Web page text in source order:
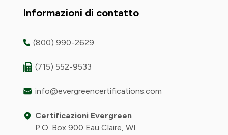
Informazioni di contatto
(800) 990-2629
(715) 552-9533
info@evergreencertifications.com
Certificazioni Evergreen
P.O. Box 900 Eau Claire, WI